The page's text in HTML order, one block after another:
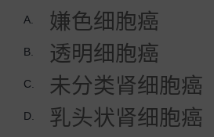
A. 嫌色细胞癌
B. 透明细胞癌
C. 未分类肾细胞癌
D. 乳头状肾细胞癌